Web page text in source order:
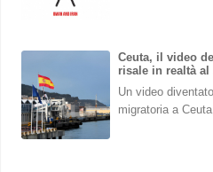
Ceuta, il video
risale in realtà al
Un video
migratoria a